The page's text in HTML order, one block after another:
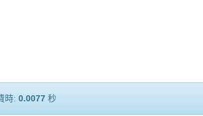
時: 0.0077 秒